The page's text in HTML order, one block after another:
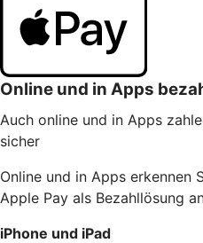
Online und in Apps
Auch online und in Apps
sicher
Online und in Apps erkennen
Apple Pay als Bezahllösung
iPhone und iPad